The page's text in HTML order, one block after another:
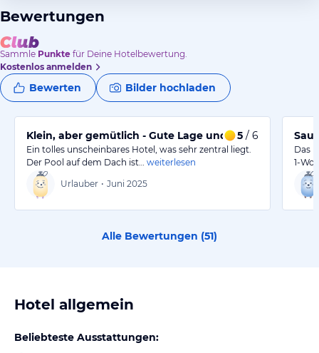
Bewertungen
Sammle Punkte für Deine Hotelbewertung.
Kostenlos anmelden
Bewerten Bilder hochladen
Klein, aber gemütlich - Gute Lage und Essen
5 / 6
Ein tolles unscheinbares Hotel, was sehr zentral liegt.
Der Pool auf dem Dach ist…
weiterlesen
Urlauber • Juni 2025
Das
1-
Alle Bewertungen (51)
Hotel allgemein
Beliebteste Ausstattungen: